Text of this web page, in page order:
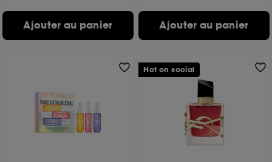
Ajouter au panier Ajouter au panier
Hot on social